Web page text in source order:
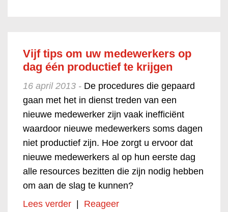
Vijf tips om uw medewerkers op
dag één productief te krijgen
16 april 2013 - De procedures die gepaard
gaan met het in dienst treden van een
nieuwe medewerker zijn vaak inefficiënt
waardoor nieuwe medewerkers soms dagen
niet productief zijn. Hoe zorgt u ervoor dat
nieuwe medewerkers al op hun eerste dag
alle resources bezitten die zijn nodig hebben
om aan de slag te kunnen?
Lees verder
Reageer